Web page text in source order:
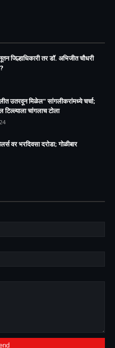
जिल्हाधिकारी तर डॉ. अभिजीत चौधरी
उतरवून मिळेल" सांगलीकरांमध्ये चर्चा;
टिल्ल्याला चांगलाच टोला
वर भरदिवसा दरोडा; गोळीबार